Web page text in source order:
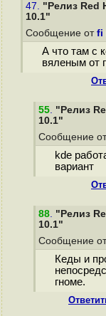
47. "Релиз Red
10.1"
Сообщение от fi
А что там с
вяленым от
55. "Релиз
10.1"
Сообщение
kde
вариант
88. "Релиз
10.1"
Сообщение
Кеды и
гноме.